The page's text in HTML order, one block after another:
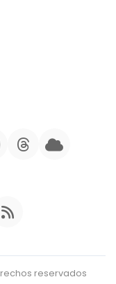
reservados